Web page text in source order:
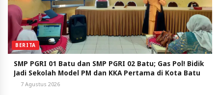
BERITA
SMP PGRI 01 Batu dan SMP PGRI 02 Batu; Gas Pol! Bidik
Jadi Sekolah Model PM dan KKA Pertama di Kota Batu
7 Agustus 2026